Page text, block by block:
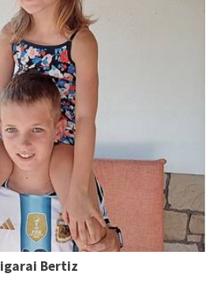
Bertiz